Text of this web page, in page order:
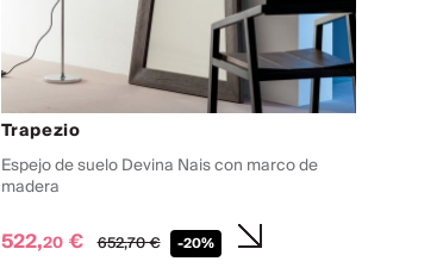
Trapezio
Espejo de suelo Devina Nais con marco de
madera
522,20€ 652,70€ -20%